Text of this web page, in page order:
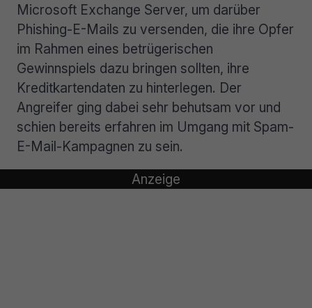
Microsoft Exchange Server, um darüber
Phishing-E-Mails zu versenden, die ihre Opfer
im Rahmen eines betrügerischen
Gewinnspiels dazu bringen sollten, ihre
Kreditkartendaten zu hinterlegen. Der
Angreifer ging dabei sehr behutsam vor und
schien bereits erfahren im Umgang mit Spam-
E-Mail-Kampagnen zu sein.